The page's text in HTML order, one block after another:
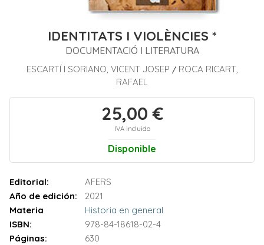
IDENTITATS I VIOLÈNCIES *
DOCUMENTACIÓ I LITERATURA
ESCARTÍ I SORIANO, VICENT JOSEP / ROCA RICART,
RAFAEL
25,00 €
IVA incluido
Disponible
Editorial:
AFERS
Año de edición:
2021
Materia
Historia en general
ISBN:
978-84-18618-02-4
Páginas:
630